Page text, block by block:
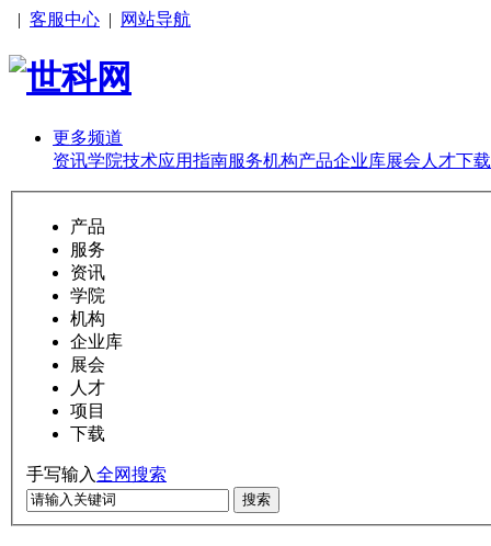
| 客服中心 | 网站导航
更多频道
资讯学院技术应用指南服务机构产品企业库展会 人才下载
产品
服务
资讯
学院
机构
企业库
展会
人才
项目
下载
手写输入全网搜索
搜索